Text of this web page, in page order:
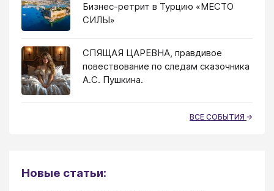
Бизнес-ретрит в Турцию «МЕСТО
СИЛЫ»
СПЯЩАЯ ЦАРЕВНА, правдивое
повествование по следам сказочника
А.С. Пушкина.
ВСЕ СОБЫТИЯ
Новые статьи: